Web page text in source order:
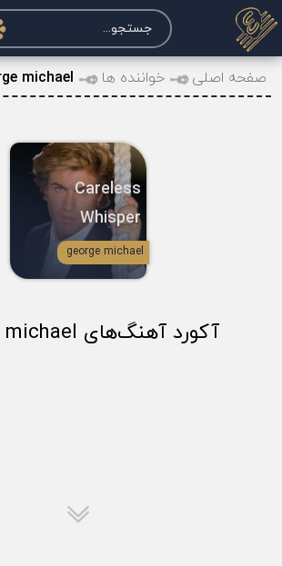
صفحه اصلی
نت و تبلچر
تماس با ما
حساب کاربری
صفحه اصلی خواننده ها michael
Careless
Whisper
george michael
آکورد آهنگ‌های george michael